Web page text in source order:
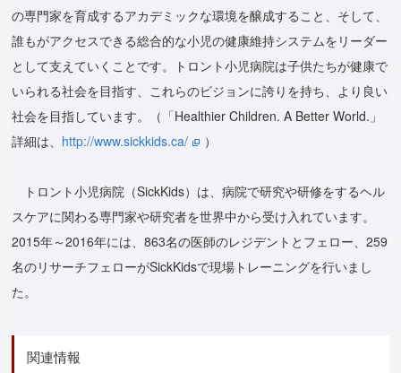
の専門家を育成するアカデミックな環境を醸成すること、そして、
誰もがアクセスできる総合的な小児の健康維持システムをリーダー
として支えていくことです。トロント小児病院は子供たちが健康で
いられる社会を目指す、これらのビジョンに誇りを持ち、より良い
社会を目指しています。（「Healthier Children. A Better World.」
詳細は、 http://www.sickkids.ca/ ）
トロント小児病院（SickKids）は、病院で研究や研修をするヘル
スケアに関わる専門家や研究者を世界中から受け入れています。
2015年～2016年には、863名の医師のレジデントとフェロー、259
名のリサーチフェローがSickKidsで現場トレーニングを行いまし
た。
関連情報